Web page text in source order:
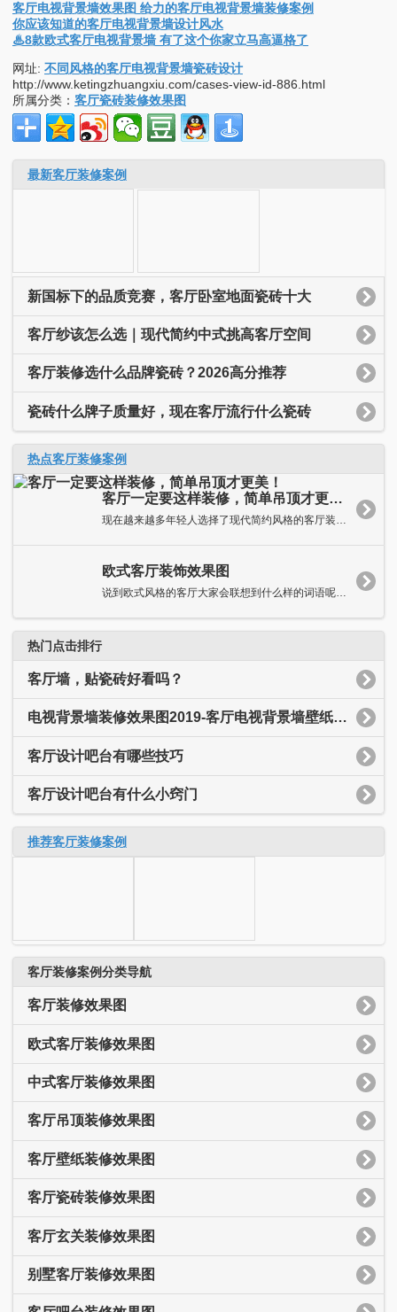
客厅电视背景墙效果图 给力的客厅电视背景墙装修案例
你应该知道的客厅电视背景墙设计风水
♨8款欧式客厅电视背景墙 有了这个你家立马高逼格了
网址: 不同风格的客厅电视背景墙瓷砖设计
http://www.ketingzhuangxiu.com/cases-view-id-886.html
所属分类： 客厅瓷砖装修效果图
最新客厅装修案例
新国标下的品质竞赛，客厅卧室地面瓷砖十大
客厅纱该怎么选｜现代简约中式挑高客厅空间
客厅装修选什么品牌瓷砖？2026高分推荐
瓷砖什么牌子质量好，现在客厅流行什么瓷砖
热点客厅装修案例
客厅一定要这样装修，简单吊顶才更美！
现在越来越多年轻人选择了现代简约风格的客厅装修。简约主义的客...
欧式客厅装饰效果图
热门点击排行
客厅墙，贴瓷砖好看吗？
电视背景墙装修效果图2019-客厅电视背景墙壁纸装修效果图
客厅设计吧台有哪些技巧
客厅设计吧台有什么小窍门
推荐客厅装修案例
客厅装修案例分类导航
客厅装修效果图
欧式客厅装修效果图
中式客厅装修效果图
客厅吊顶装修效果图
客厅壁纸装修效果图
客厅瓷砖装修效果图
客厅玄关装修效果图
别墅客厅装修效果图